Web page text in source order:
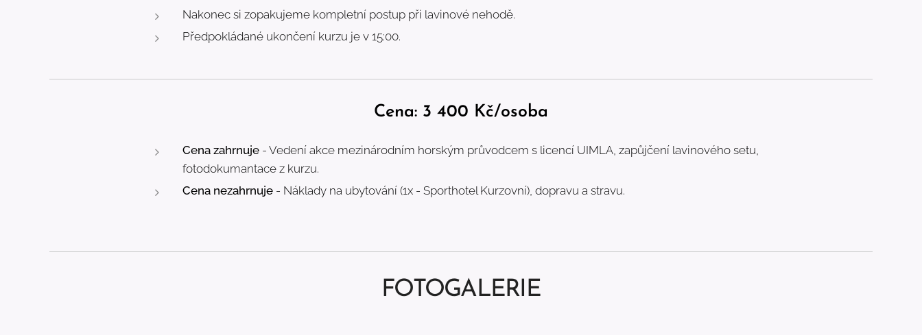
Nakonec si zopakujeme kompletní postup při lavinové nehodě.
Předpokládané ukončení kurzu je v 15:00.
Cena: 3 400 Kč/osoba
Cena zahrnuje- Vedení akce mezinárodním horským průvodcem s licencí UIMLA, zapůjčení lavinového setu,
fotodokumantace z kurzu.
Cena nezahrnuje- Náklady na ubytování (1x - Sporthotel Kurzovní), dopravu a stravu.
FOTOGALERIE